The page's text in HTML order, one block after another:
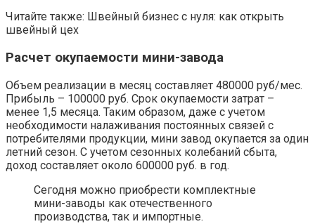
Читайте также: Швейный бизнес с нуля: как открыть
швейный цех
Расчет окупаемости мини-завода
Объем реализации в месяц составляет 480000 руб/мес.
Прибыль – 100000 руб. Срок окупаемости затрат –
менее 1,5 месяца. Таким образом, даже с учетом
необходимости налаживания постоянных связей с
потребителями продукции, мини завод окупается за один
летний сезон. С учетом сезонных колебаний сбыта,
доход составляет около 600000 руб. в год.
Сегодня можно приобрести комплектные
мини-заводы как отечественного
производства, так и импортные.